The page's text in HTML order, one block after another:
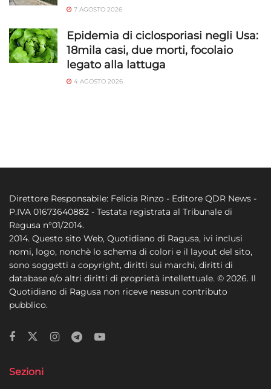
7 AGOSTO 2026
Epidemia di ciclosporiasi negli Usa:
18mila casi, due morti, focolaio
legato alla lattuga
4 AGOSTO 2026
Direttore Responsabile: Felicia Rinzo - Editore QDR News -
P.IVA 01673640882 - Testata registrata al Tribunale di
Ragusa n°01/2014.
2014. Questo sito Web, Quotidiano di Ragusa, ivi inclusi
nomi, logo, nonchè lo schema di colori e il layout del sito,
sono soggetti a copyright, diritti sui marchi, diritti di
database e/o altri diritti di proprietà intellettuale. © 2026. Il
Quotidiano di Ragusa non riceve nessun contributo
pubblico.
Sezioni